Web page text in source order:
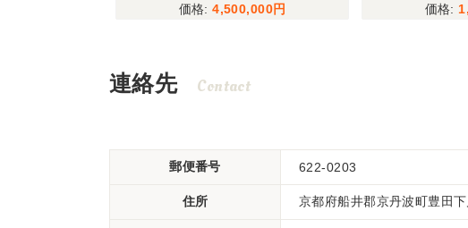
4,500,000
連絡先 Contact
郵便番号 622-0203
住所 京都府船井郡京丹波町豊田